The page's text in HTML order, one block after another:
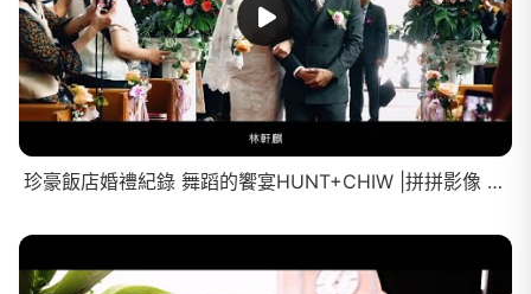
珍豪飯店婚禮紀錄 舞蹈的饗宴HUNT+CHIW |拼拼影像 婚禮攝影 Taiwan wedding video 婚禮錄影 婚錄 精華 證婚